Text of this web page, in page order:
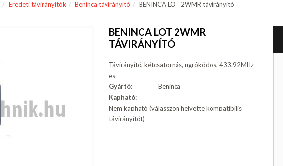
Eredeti távirányítók Beninca távirányító BENINCA LOT 2WMR távirányító
BENINCA LOT 2WMR
TÁVIRÁNYÍTÓ
Távirányító, kétcsatornás, ugrókódos, 433.92MHz-
es
Gyártó:
Beninca
Kapható:
Nem kapható (válasszon helyette kompatibilis
távirányítót)